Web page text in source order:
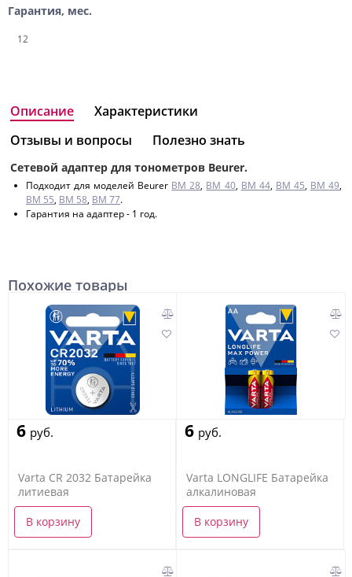
Гарантия, мес.
12
Описание
Характеристики
Отзывы и вопросы
Полезно знать
Сетевой адаптер для тонометров Beurer.
Подходит для моделей Beurer BM 28, BM 40, BM 44, BM 45, BM 49,
BM 55, BM 58, BM 77.
Гарантия на адаптер - 1 год.
Похожие товары
6 руб.
Varta CR 2032 Батарейка
литиевая
В корзину
6 руб.
Varta LONGLIFE Батарейка
алкалиновая
В корзину